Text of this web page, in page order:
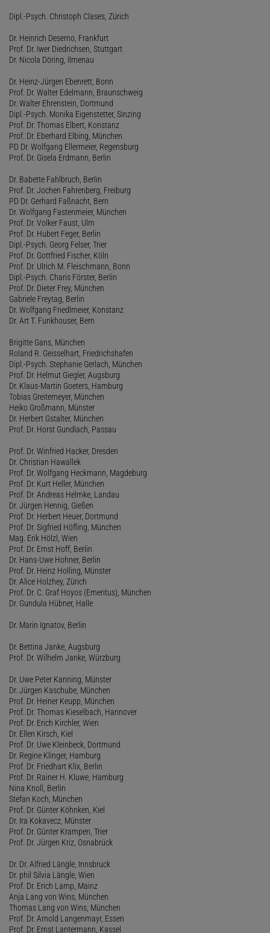
Dipl.-Psych. Christoph Clases, Zürich
Dr. Heinrich Deserno, Frankfurt
Prof. Dr. Iwer Diedrichsen, Stuttgart
Dr. Nicola Döring, Ilmenau
Dr. Heinz-Jürgen Ebenrett, Bonn
Prof. Dr. Walter Edelmann, Braunschweig
Dr. Walter Ehrenstein, Dortmund
Dipl.-Psych. Monika Eigenstetter, Sinzing
Prof. Dr. Thomas Elbert, Konstanz
Prof. Dr. Eberhard Elbing, München
PD Dr. Wolfgang Ellermeier, Regensburg
Prof. Dr. Gisela Erdmann, Berlin
Dr. Babette Fahlbruch, Berlin
Prof. Dr. Jochen Fahrenberg, Freiburg
PD Dr. Gerhard Faßnacht, Bern
Dr. Wolfgang Fastenmeier, München
Prof. Dr. Volker Faust, Ulm
Prof. Dr. Hubert Feger, Berlin
Dipl.-Psych. Georg Felser, Trier
Prof. Dr. Gottfried Fischer, Köln
Prof. Dr. Ulrich M. Fleischmann, Bonn
Dipl.-Psych. Charis Förster, Berlin
Prof. Dr. Dieter Frey, München
Gabriele Freytag, Berlin
Dr. Wolfgang Friedlmeier, Konstanz
Dr. Art T. Funkhouser, Bern
Brigitte Gans, München
Roland R. Geisselhart, Friedrichshafen
Dipl.-Psych. Stephanie Gerlach, München
Prof. Dr. Helmut Giegler, Augsburg
Dr. Klaus-Martin Goeters, Hamburg
Tobias Greitemeyer, München
Heiko Großmann, Münster
Dr. Herbert Gstalter, München
Prof. Dr. Horst Gundlach, Passau
Prof. Dr. Winfried Hacker, Dresden
Dr. Christian Hawallek
Prof. Dr. Wolfgang Heckmann, Magdeburg
Prof. Dr. Kurt Heller, München
Prof. Dr. Andreas Helmke, Landau
Dr. Jürgen Hennig, Gießen
Prof. Dr. Herbert Heuer, Dortmund
Prof. Dr. Sigfried Höfling, München
Mag. Erik Hölzl, Wien
Prof. Dr. Ernst Hoff, Berlin
Dr. Hans-Uwe Hohner, Berlin
Prof. Dr. Heinz Holling, Münster
Dr. Alice Holzhey, Zürich
Prof. Dr. C. Graf Hoyos (Emeritus), München
Dr. Gundula Hübner, Halle
Dr. Marin Ignatov, Berlin
Dr. Bettina Janke, Augsburg
Prof. Dr. Wilhelm Janke, Würzburg
Dr. Uwe Peter Kanning, Münster
Dr. Jürgen Kaschube, München
Prof. Dr. Heiner Keupp, München
Prof. Dr. Thomas Kieselbach, Hannover
Prof. Dr. Erich Kirchler, Wien
Dr. Ellen Kirsch, Kiel
Prof. Dr. Uwe Kleinbeck, Dortmund
Dr. Regine Klinger, Hamburg
Prof. Dr. Friedhart Klix, Berlin
Prof. Dr. Rainer H. Kluwe, Hamburg
Nina Knoll, Berlin
Stefan Koch, München
Prof. Dr. Günter Köhnken, Kiel
Dr. Ira Kokavecz, Münster
Prof. Dr. Günter Krampen, Trier
Prof. Dr. Jürgen Kriz, Osnabrück
Dr. Dr. Alfried Längle, Innsbruck
Dr. phil Silvia Längle, Wien
Prof. Dr. Erich Lamp, Mainz
Anja Lang von Wins, München
Thomas Lang von Wins, München
Prof. Dr. Arnold Langenmayr, Essen
Prof. Dr. Ernst Lantermann, Kassel